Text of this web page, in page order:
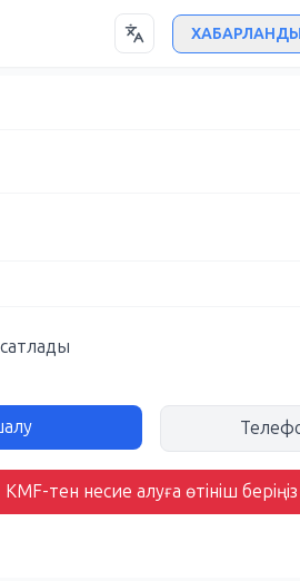
KMF-тен несие алуға өтініш беріңіз